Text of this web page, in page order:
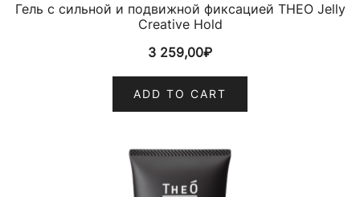
Гель с сильной и подвижной фиксацией THEO Jelly
Creative Hold
3 259,00₽
ADD TO CART